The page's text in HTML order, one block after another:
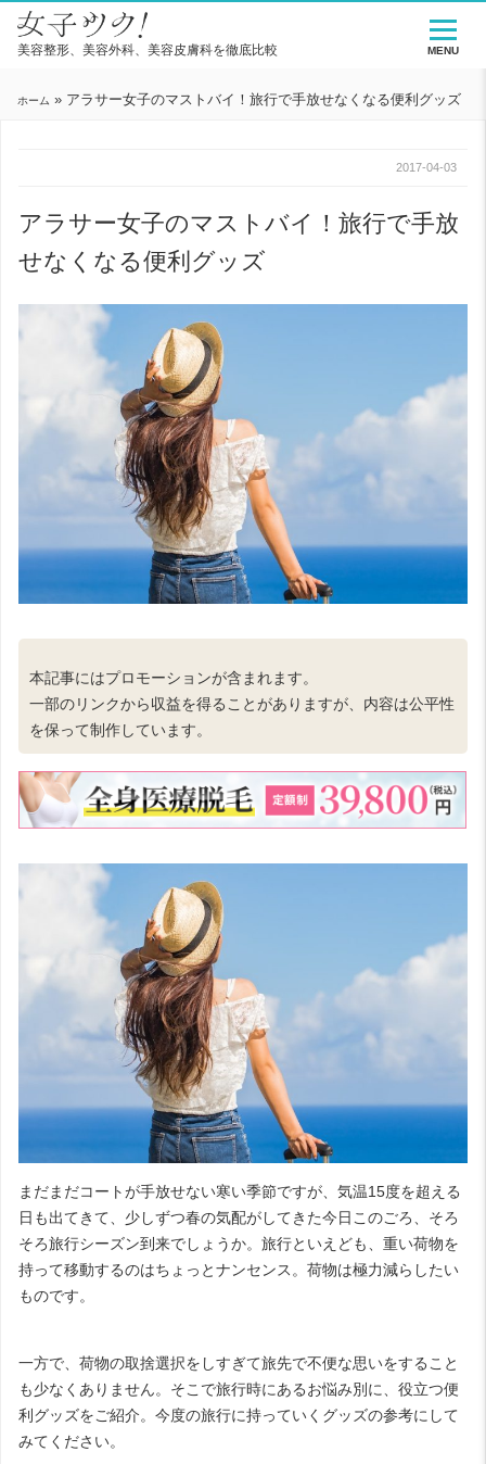
美容整形、美容外科、美容皮膚科を徹底比較
ホーム » アラサー女子のマストバイ！旅行で手放せなくなる便利グッズ
2017-04-03
アラサー女子のマストバイ！旅行で手放
せなくなる便利グッズ
本記事にはプロモーションが含まれます。
一部のリンクから収益を得ることがありますが、内容は公平性
を保って制作しています。
まだまだコートが手放せない寒い季節ですが、気温15度を超える
日も出てきて、少しずつ春の気配がしてきた今日このごろ、そろ
そろ旅行シーズン到来でしょうか。旅行といえども、重い荷物を
持って移動するのはちょっとナンセンス。荷物は極力減らしたい
ものです。
一方で、荷物の取捨選択をしすぎて旅先で不便な思いをすること
も少なくありません。そこで旅行時にあるお悩み別に、役立つ便
利グッズをご紹介。今度の旅行に持っていくグッズの参考にして
みてください。
MENU